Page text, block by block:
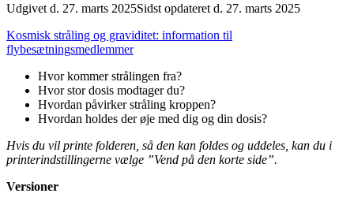
Udgivet d. 27. marts 2025Sidst opdateret d. 27. marts 2025
Kosmisk stråling og graviditet: information til
flybesætningsmedlemmer
Hvor kommer strålingen fra?
Hvor stor dosis modtager du?
Hvordan påvirker stråling kroppen?
Hvordan holdes der øje med dig og din dosis?
Hvis du vil printe folderen, så den kan foldes og uddeles, kan du i
printerindstillingerne vælge ”Vend på den korte side”.
Versioner